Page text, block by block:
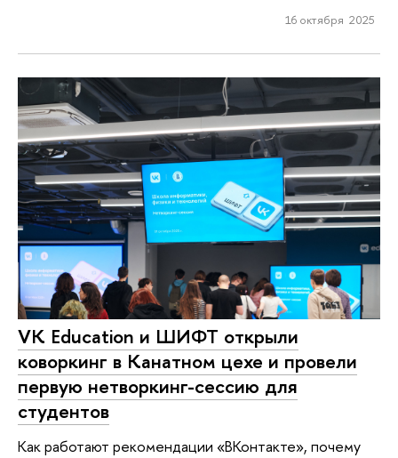
16 октября 2025
VK Education и ШИФТ открыли
коворкинг в Канатном цехе и провели
первую нетворкинг-сессию для
студентов
Как работают рекомендации «ВКонтакте», почему